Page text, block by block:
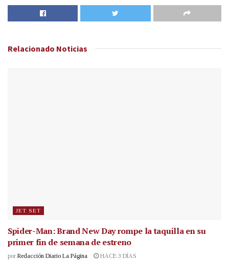
Relacionado Noticias
JET SET
Spider-Man: Brand New Day rompe la taquilla en su
primer fin de semana de estreno
por Redacción Diario La Página HACE 3 DÍAS